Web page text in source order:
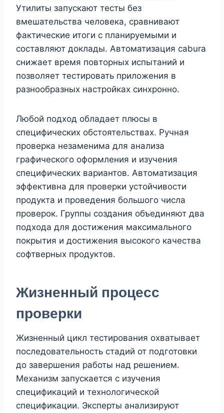
Утилиты запускают тесты без
вмешательства человека, сравнивают
фактические итоги с планируемыми и
составляют доклады. Автоматизация cabura
снижает время повторных испытаний и
позволяет тестировать приложения в
разнообразных настройках синхронно.
Любой подход обладает плюсы в
специфических обстоятельствах. Ручная
проверка незаменима для анализа
графического оформления и изучения
специфических вариантов. Автоматизация
эффективна для проверки устойчивости
продукта и проведения большого числа
проверок. Группы создания объединяют два
подхода для достижения максимального
покрытия и достижения высокого качества
софтверных продуктов.
Жизненный процесс
проверки
Жизненный цикл тестирования охватывает
последовательность стадий от подготовки
до завершения работы над решением.
Механизм запускается с изучения
спецификаций и технологической
спецификации. Эксперты анализируют